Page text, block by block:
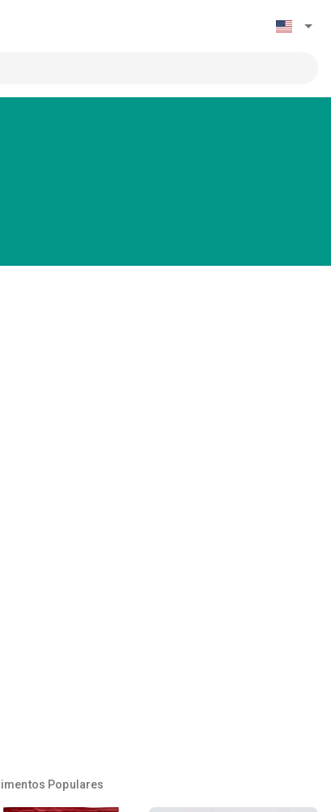
Populares